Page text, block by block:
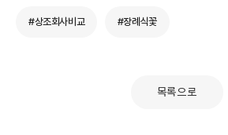
#상조회사비교 #장례식꽃
목록으로